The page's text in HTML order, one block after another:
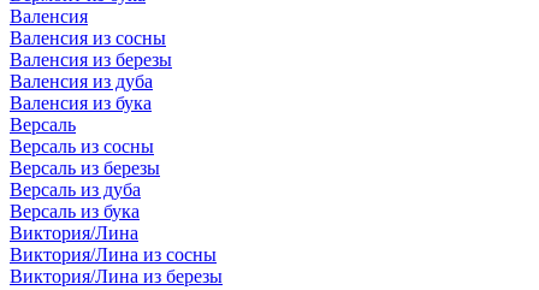
Валенсия
Валенсия из сосны
Валенсия из березы
Валенсия из дуба
Валенсия из бука
Версаль
Версаль из сосны
Версаль из березы
Версаль из дуба
Версаль из бука
Виктория/Лина
Виктория/Лина из сосны
Виктория/Лина из березы